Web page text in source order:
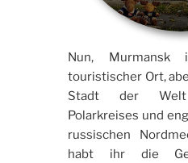
Nun,
touristischer Ort,
Stadt der
Polarkreises und
russischen
habt ihr die